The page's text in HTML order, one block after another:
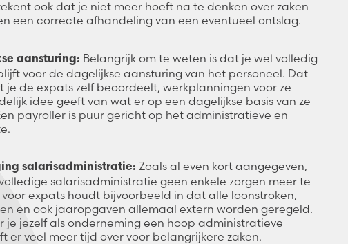
ook dat je niet meer hoeft na te denken over zaken
een correcte afhandeling van een eventueel ontslag.
aansturing: Belangrijk om te weten is dat je wel volledig
voor de dagelijkse aansturing van het personeel. Dat
je de expats zelf beoordeelt, werkplanningen voor ze
idee geeft van wat er op een dagelijkse basis van ze
payroller is puur gericht op het administratieve en
salarisadministratie: Zoals al even kort aangegeven,
salarisadministratie geen enkele zorgen meer te
expats houdt bijvoorbeeld in dat alle loonstroken,
en ook jaaropgaven allemaal extern worden geregeld.
je jezelf als onderneming een hoop administratieve
er veel meer tijd over voor belangrijkere zaken.